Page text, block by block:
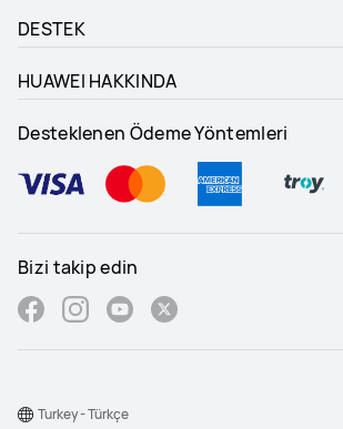
DESTEK
HUAWEI HAKKINDA
Desteklenen Ödeme Yöntemleri
Bizi takip edin
Turkey - Türkçe